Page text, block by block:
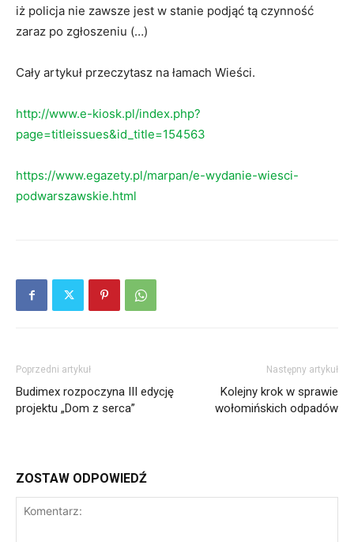
iż policja nie zawsze jest w stanie podjąć tą czynność
zaraz po zgłoszeniu (…)
Cały artykuł przeczytasz na łamach Wieści.
http://www.e-kiosk.pl/index.php?
page=titleissues&id_title=154563
https://www.egazety.pl/marpan/e-wydanie-wiesci-
podwarszawskie.html
Poprzedni artykuł
Budimex rozpoczyna III edycję
projektu „Dom z serca”
Następny artykuł
Kolejny krok w sprawie
wołomińskich odpadów
ZOSTAW ODPOWIEDŹ